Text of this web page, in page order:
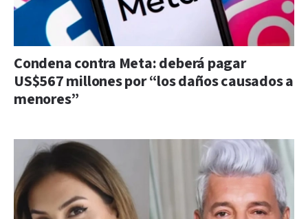
Condena contra Meta: deberá pagar
US$567 millones por “los daños causados a
menores”